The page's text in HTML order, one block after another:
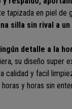
tapizada en piel de
silla sin rival a
detalle a la
su diseño super
calidad y facil
y horas sin